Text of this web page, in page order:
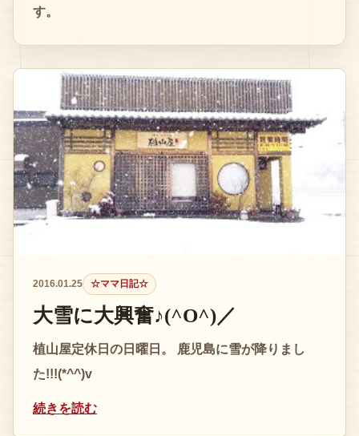
す。
2016.01.25 ☆ママ日記☆
大雪に大興奮♪(^O^)／
植山屋定休日の日曜日。 鹿児島に雪が降りまし
た!!!(*^^)v
続きを読む